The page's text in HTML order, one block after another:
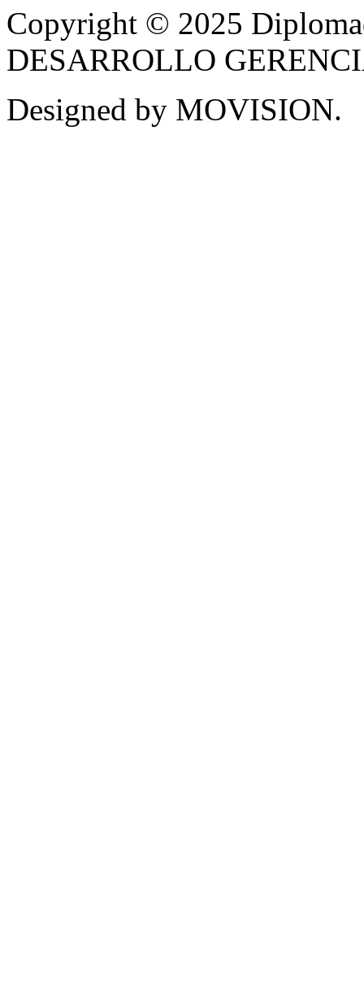
Copyright © 2025
DESARROLLO
Designed by MOVISION.